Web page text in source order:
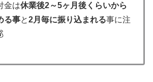
金は休業後2～5ヶ月後くらいから
る事と2月毎に振り込まれる事に注